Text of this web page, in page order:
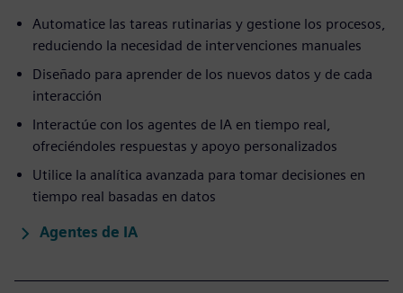
Automatice las tareas rutinarias y gestione los procesos,
reduciendo la necesidad de intervenciones manuales
Diseñado para aprender de los nuevos datos y de cada
interacción
Interactúe con los agentes de IA en tiempo real,
ofreciéndoles respuestas y apoyo personalizados
Utilice la analítica avanzada para tomar decisiones en
tiempo real basadas en datos
Agentes de IA